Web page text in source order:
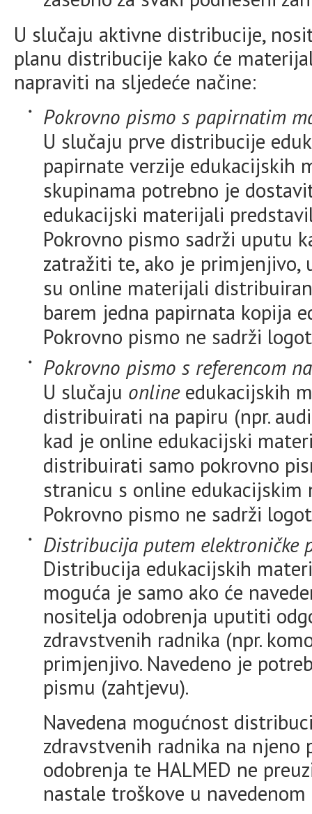
U slučaju aktivne distribucije,
planu distribucije kako će
napraviti na sljedeće načine:
Pokrovno pismo s papirnatim
U slučaju prve distribucije
papirnate verzije edukacijskih
skupinama potrebno je
edukacijski materijali
Pokrovno pismo sadrži uputu
zatražiti te, ako je primjenjivo,
su online materijali
barem jedna papirnata kopija
Pokrovno pismo ne sadrži
Pokrovno pismo s referencom
U slučaju onlineedukacijskih
distribuirati na papiru (npr.
kad je online edukacijski
distribuirati samo pokrovno
stranicu s online edukacijskim
Pokrovno pismo ne sadrži
Distribucija putem elektroničke
Distribucija edukacijskih
moguća je samo ako će
nositelja odobrenja uputiti
zdravstvenih radnika (npr.
primjenjivo. Navedeno je
pismu (zahtjevu).
Navedena mogućnost
zdravstvenih radnika na
odobrenja te HALMED ne
nastale troškove u